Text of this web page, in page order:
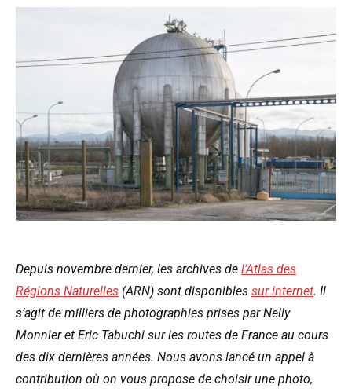
Depuis novembre dernier, les archives de l’Atlas des
Régions Naturelles (ARN) sont disponibles sur internet. Il
s’agit de milliers de photographies prises par Nelly
Monnier et Eric Tabuchi sur les routes de France au cours
des dix dernières années. Nous avons lancé un appel à
contribution où on vous propose de choisir une photo,